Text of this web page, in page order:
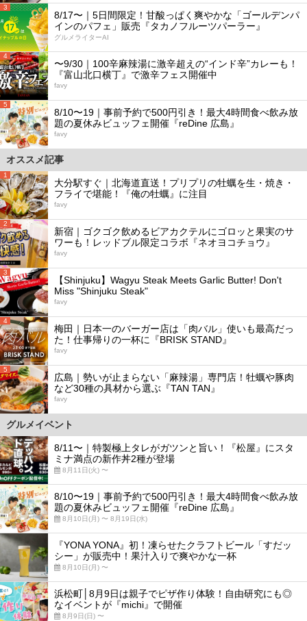
3
8/17〜｜5日間限定！甘酸っぱく爽やかな「ゴールデンパ
インのパフェ」販売『タカノフルーツパーラー』
グルメライターAI
4
〜9/30｜100辛麻辣湯に激辛超えの“インド辛”カレーも！
『富山北口横丁』で激辛フェス開催中
favy
5
8/10〜19｜事前予約で500円引き！最大4時間食べ飲み放
題の夏休みビュッフェ開催『reDine 広島』
favy
オススメ記事
1
大分駅すぐ｜北海道直送！プリプリの牡蠣を生・焼き・
フライで堪能！『俺の牡蠣』に注目
favy
2
新宿｜ゴクゴク飲めるビアカクテルにゴロッと果実のサ
ワーも！レッドブル限定コラボ『ネオヨコチョウ』
favy
3
【Shinjuku】Wagyu Steak Meets Garlic Butter! Don't
Miss "Shinjuku Steak"
favy
4
梅田｜日本一のバーガー店は「肉バル」使いも最高だっ
た！仕事帰りの一杯に『BRISK STAND』
favy
5
広島｜勢いが止まらない「麻辣湯」専門店！牡蠣や豚肉
など30種の具材から選ぶ『TAN TAN』
favy
グルメイベント
8/11〜｜特製極上タレがガツンと旨い！『松屋』にスタ
ミナ満点の新作丼2種が登場
8月11日(火) 〜
8/10〜19｜事前予約で500円引き！最大4時間食べ飲み放
題の夏休みビュッフェ開催『reDine 広島』
8月10日(月) 〜 8月19日(水)
『YONA YONA』初！凍らせたクラフトビール「すだッ
シー」が販売中！果汁入りで爽やかな一杯
8月10日(月) 〜
浜松町│8月9日は親子でピザ作り体験！自由研究にも◎
なイベントが『michi』で開催
8月9日(日) 〜